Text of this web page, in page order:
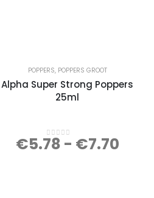
POPPERS, POPPERS GROOT
Alpha Super Strong Poppers
25ml
0out of 5
€5.78 - €7.70